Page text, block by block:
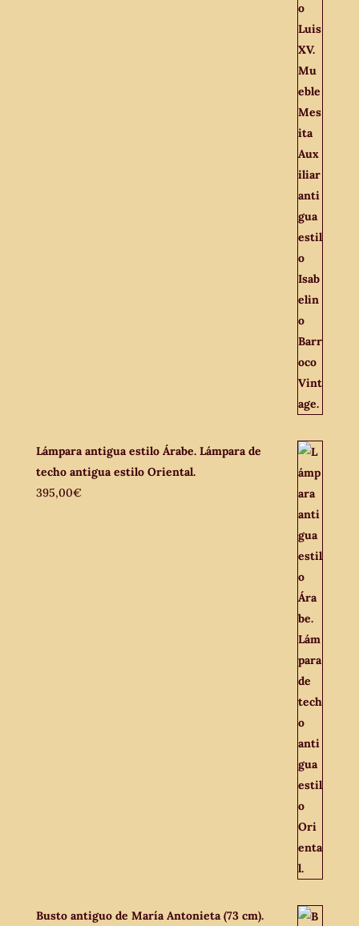
Lámpara antigua estilo Árabe. Lámpara de
techo antigua estilo Oriental.
395,00€
Busto antiguo de María Antonieta (73 cm).